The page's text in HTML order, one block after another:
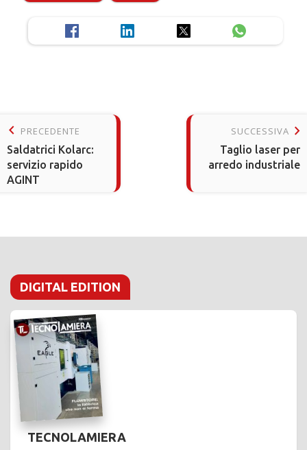
keyboard_arrow_left PRECEDENTE
Saldatrici Kolarc:
servizio rapido
AGINT
SUCCESSIVA keyboard_arrow_right
Taglio laser per
arredo industriale
DIGITAL EDITION
TECNOLAMIERA